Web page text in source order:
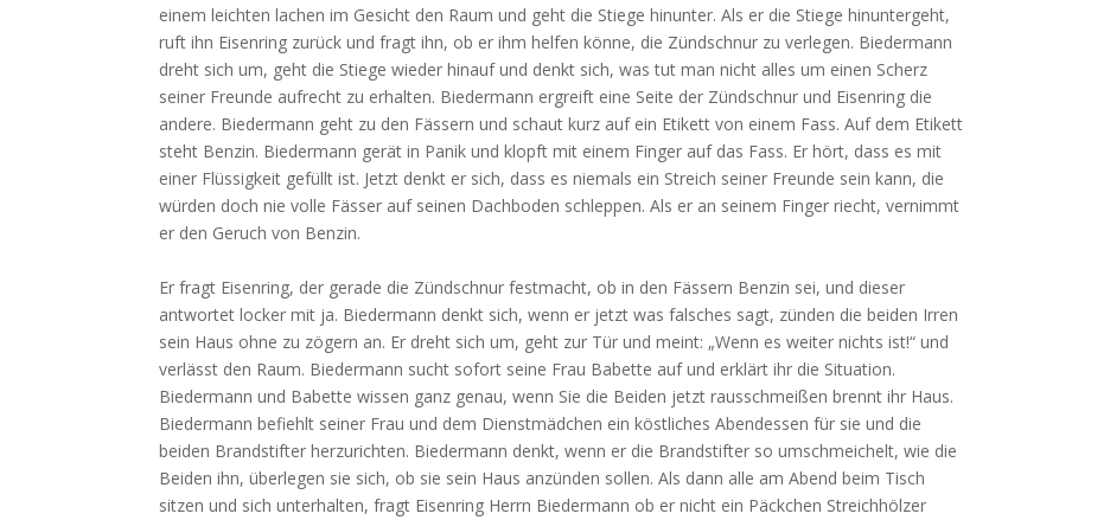
einem leichten lachen im Gesicht den Raum und geht die Stiege hinunter. Als er die Stiege hinuntergeht,
ruft ihn Eisenring zurück und fragt ihn, ob er ihm helfen könne, die Zündschnur zu verlegen. Biedermann
dreht sich um, geht die Stiege wieder hinauf und denkt sich, was tut man nicht alles um einen Scherz
seiner Freunde aufrecht zu erhalten. Biedermann ergreift eine Seite der Zündschnur und Eisenring die
andere. Biedermann geht zu den Fässern und schaut kurz auf ein Etikett von einem Fass. Auf dem Etikett
steht Benzin. Biedermann gerät in Panik und klopft mit einem Finger auf das Fass. Er hört, dass es mit
einer Flüssigkeit gefüllt ist. Jetzt denkt er sich, dass es niemals ein Streich seiner Freunde sein kann, die
würden doch nie volle Fässer auf seinen Dachboden schleppen. Als er an seinem Finger riecht, vernimmt
er den Geruch von Benzin.
Er fragt Eisenring, der gerade die Zündschnur festmacht, ob in den Fässern Benzin sei, und dieser
antwortet locker mit ja. Biedermann denkt sich, wenn er jetzt was falsches sagt, zünden die beiden Irren
sein Haus ohne zu zögern an. Er dreht sich um, geht zur Tür und meint: „Wenn es weiter nichts ist!“ und
verlässt den Raum. Biedermann sucht sofort seine Frau Babette auf und erklärt ihr die Situation.
Biedermann und Babette wissen ganz genau, wenn Sie die Beiden jetzt rausschmeißen brennt ihr Haus.
Biedermann befiehlt seiner Frau und dem Dienstmädchen ein köstliches Abendessen für sie und die
beiden Brandstifter herzurichten. Biedermann denkt, wenn er die Brandstifter so umschmeichelt, wie die
Beiden ihn, überlegen sie sich, ob sie sein Haus anzünden sollen. Als dann alle am Abend beim Tisch
sitzen und sich unterhalten, fragt Eisenring Herrn Biedermann ob er nicht ein Päckchen Streichhölzer